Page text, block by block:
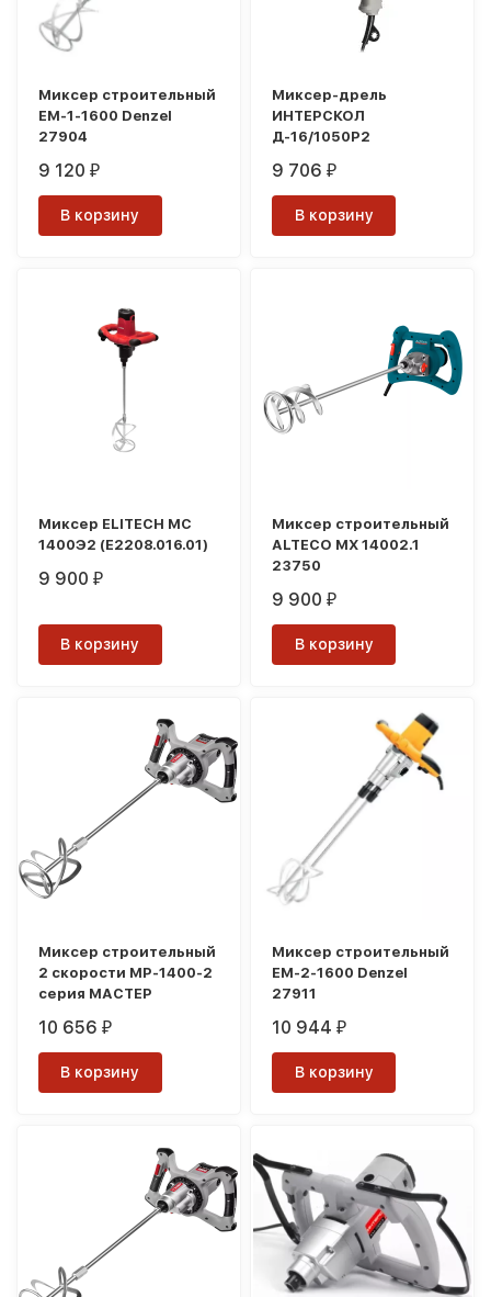
Миксер строительный
EM-1-1600 Denzel
27904
9 120₽
В корзину
Миксер-дрель
ИНТЕРСКОЛ
Д-16/1050Р2
9 706₽
В корзину
Миксер ELITECH МС
1400Э2 (E2208.016.01)
9 900₽
В корзину
Миксер строительный
ALTECO MX 14002.1
23750
9 900₽
В корзину
Миксер строительный
2 скорости МР-1400-2
серия МАСТЕР
10 656₽
В корзину
Миксер строительный
EM-2-1600 Denzel
27911
10 944₽
В корзину